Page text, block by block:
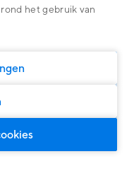
het gebruik van